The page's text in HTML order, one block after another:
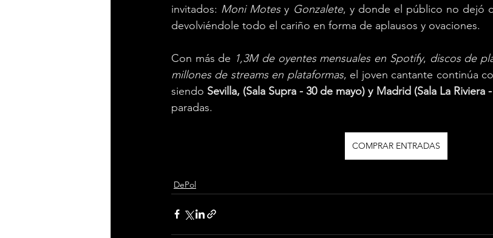
invitados: Moni Motes y Gonzalete, y donde el público no dejó
devolviéndole todo el cariño en forma de aplausos y ovaciones.
Con más de 1,3M de oyentes mensuales en Spotify, discos de
millones de streams en plataformas, el joven cantante continúa
siendo Sevilla, (Sala Supra - 30 de mayo) y Madrid (Sala La Riviera
paradas.
COMPRAR ENTRADAS
DePol